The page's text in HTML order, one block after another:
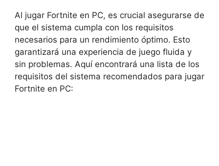
Al jugar Fortnite en PC, es crucial asegurarse de
que el sistema cumpla con los requisitos
necesarios para un rendimiento óptimo. Esto
garantizará una experiencia de juego fluida y
sin problemas. Aquí encontrará una lista de los
requisitos del sistema recomendados para jugar
Fortnite en PC: